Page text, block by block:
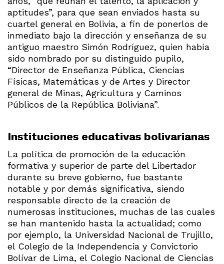
aptitudes”, para que sean enviados hasta su
cuartel general en Bolivia, a fin de ponerlos de
inmediato bajo la dirección y enseñanza de su
antiguo maestro Simón Rodríguez, quien había
sido nombrado por su distinguido pupilo,
“Director de Enseñanza Pública, Ciencias
Físicas, Matemáticas y de Artes y Director
general de Minas, Agricultura y Caminos
Públicos de la República Boliviana”.
Instituciones educativas bolivarianas
La política de promoción de la educación
formativa y superior de parte del Libertador
durante su breve gobierno, fue bastante
notable y por demás significativa, siendo
responsable directo de la creación de
numerosas instituciones, muchas de las cuales
se han mantenido hasta la actualidad; como
por ejemplo, la Universidad Nacional de Trujillo,
el Colegio de la Independencia y Convictorio
Bolívar de Lima, el Colegio Nacional de Ciencias